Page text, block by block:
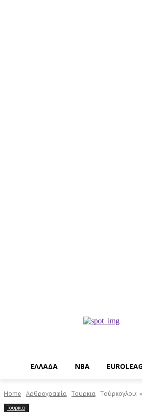
EΛΛΑΔΑ NBA
Home Αρθρογραφία Τουρκια Τούρκογλου:
Τουρκια